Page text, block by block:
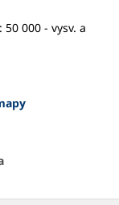
000 - vysv. a